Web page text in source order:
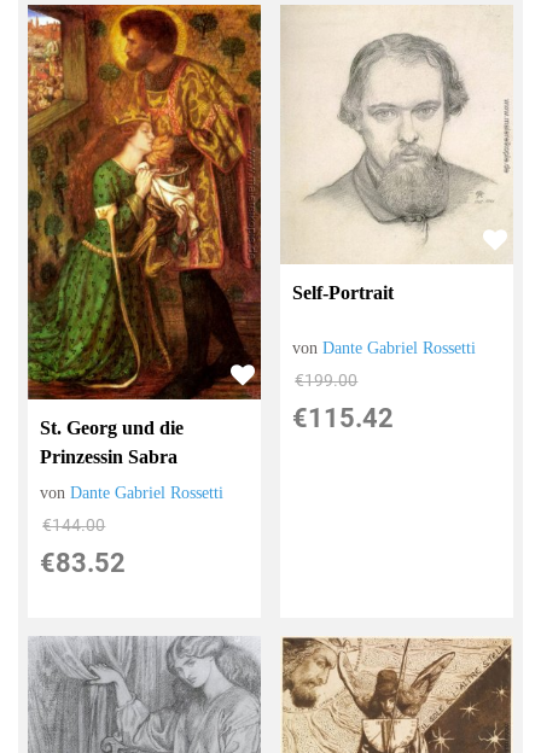
St. Georg und die
Prinzessin Sabra
vonDante Gabriel Rossetti
€144.00
€83.52
Self-Portrait
vonDante Gabriel Rossetti
€199.00
€115.42